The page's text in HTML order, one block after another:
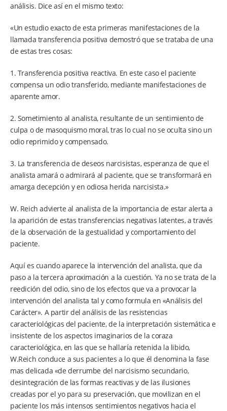
análisis. Dice así en el mismo texto:
«Un estudio exacto de esta primeras manifestaciones de la
llamada transferencia positiva demostró que se trataba de una
de estas tres cosas:
1. Transferencia positiva reactiva. En este caso el paciente
compensa un odio transferido, mediante manifestaciones de
aparente amor.
2. Sometimiento al analista, resultante de un sentimiento de
culpa o de masoquismo moral, tras lo cual no se oculta sino un
odio reprimido y compensado.
3. La transferencia de deseos narcisistas, esperanza de que el
analista amará o admirará al paciente, que se transformará en
amarga decepción y en odiosa herida narcisista.»
W. Reich advierte al analista de la importancia de estar alerta a
la aparición de estas transferencias negativas latentes, a través
de la observación de la gestualidad y comportamiento del
paciente.
Aquí es cuando aparece la intervención del analista, que da
paso a la tercera aproximación a la cuestión. Ya no se trata de la
reedición del odio, sino de los efectos que va a provocar la
intervención del analista tal y como formula en «Análisis del
Carácter». A partir del análisis de las resistencias
caracteriológicas del paciente, de la interpretación sistemática e
insistente de los aspectos imaginarios de la coraza
caracteriológica, en las que se hallaría retenida la libido,
W.Reich conduce a sus pacientes a lo que él denomina la fase
mas delicada «de derrumbe del narcisismo secundario,
desintegración de las formas reactivas y de las ilusiones
creadas por el yo para su preservación, que movilizan en el
paciente los más intensos sentimientos negativos hacia el